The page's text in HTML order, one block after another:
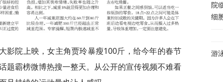
影院上映，女主角贾玲暴瘦100斤，给今年的春节
题霸榜微博热搜一整天。从公开的宣传视频不难看
院
细
游